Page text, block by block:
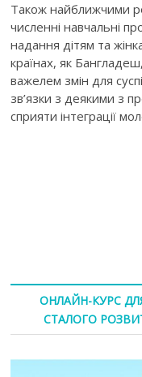
Також найближчими
численні навчальні
надання дітям та
країнах, як
важелем змін для
зв’язки з деякими з
сприяти інтеграції
ОНЛАЙН-КУРС
СТАЛОГО